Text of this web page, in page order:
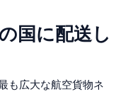
国に配送し
も広大な航空貨物ネ